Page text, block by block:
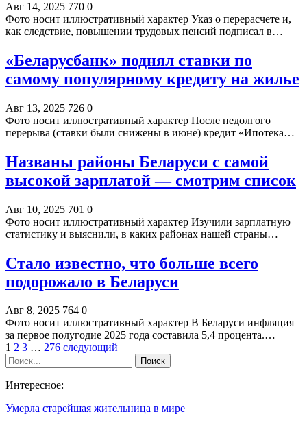
Авг 14, 2025 770 0
Фото носит иллюстративный характер Указ о перерасчете и,
как следствие, повышении трудовых пенсий подписал в…
«Беларусбанк» поднял ставки по
самому популярному кредиту на жилье
Авг 13, 2025 726 0
Фото носит иллюстративный характер После недолгого
перерыва (ставки были снижены в июне) кредит «Ипотека…
Названы районы Беларуси с самой
высокой зарплатой — смотрим список
Авг 10, 2025 701 0
Фото носит иллюстративный характер Изучили зарплатную
статистику и выяснили, в каких районах нашей страны…
Стало известно, что больше всего
подорожало в Беларуси
Авг 8, 2025 764 0
Фото носит иллюстративный характер В Беларуси инфляция
за первое полугодие 2025 года составила 5,4 процента.…
1 2 3 … 276 следующий
Интересное:
Умерла старейшая жительница в мире